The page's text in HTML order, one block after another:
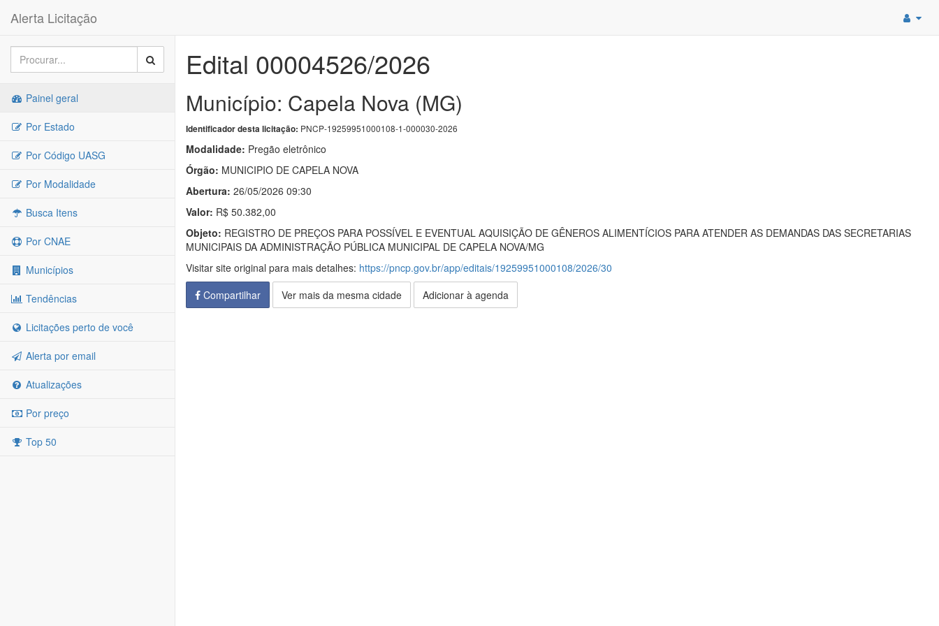
Alerta Licitação
Painel geral
Por Estado
Por Código UASG
Por Modalidade
Busca Itens
Por CNAE
Municípios
Tendências
Licitações perto de você
Alerta por email
Atualizações
Por preço
Top 50
Edital 00004526/2026
Município: Capela Nova (MG)
Identificador desta licitação: PNCP-19259951000108-1-000030-2026
Modalidade: Pregão eletrônico
Órgão: MUNICIPIO DE CAPELA NOVA
Abertura: 26/05/2026 09:30
Valor: R$ 50.382,00
Objeto: REGISTRO DE PREÇOS PARA POSSÍVEL E EVENTUAL AQUISIÇÃO DE GÊNEROS ALIMENTÍCIOS PARA ATENDER AS DEMANDAS DAS SECRETARIAS
MUNICIPAIS DA ADMINISTRAÇÃO PÚBLICA MUNICIPAL DE CAPELA NOVA/MG
Visitar site original para mais detalhes: https://pncp.gov.br/app/editais/19259951000108/2026/30
Compartilhar
Ver mais da mesma cidade Adicionar à agenda